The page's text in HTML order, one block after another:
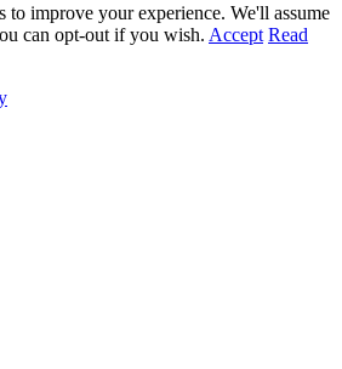
to improve your experience. We'll assume
can opt-out if you wish. Accept Read